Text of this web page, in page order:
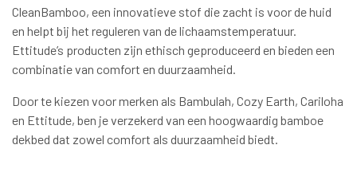
CleanBamboo, een innovatieve stof die zacht is voor de huid
en helpt bij het reguleren van de lichaamstemperatuur.
Ettitude’s producten zijn ethisch geproduceerd en bieden een
combinatie van comfort en duurzaamheid.
Door te kiezen voor merken als Bambulah, Cozy Earth, Cariloha
en Ettitude, ben je verzekerd van een hoogwaardig bamboe
dekbed dat zowel comfort als duurzaamheid biedt.